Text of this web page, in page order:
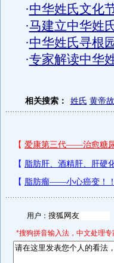
·中华姓氏文化
·马建立中华姓
·中华姓氏寻根
·专家解读中华
相关搜索： 姓氏 黄帝
用户：
*搜狗拼音输入法，中文处理专